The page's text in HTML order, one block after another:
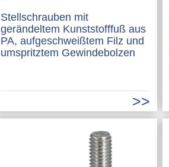
Stellschrauben mit
gerändeltem Kunststofffuß aus
PA, aufgeschweißtem Filz und
umspritztem Gewindebolzen